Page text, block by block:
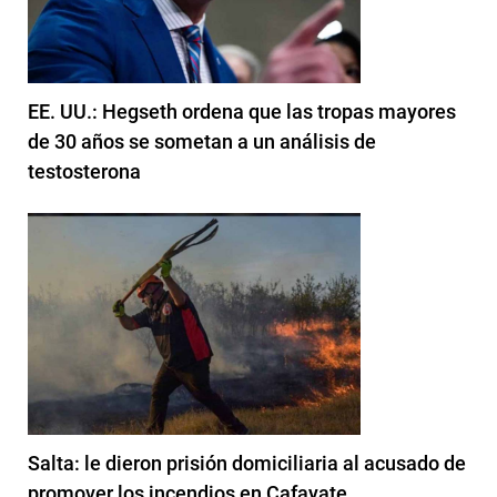
EE. UU.: Hegseth ordena que las tropas mayores
de 30 años se sometan a un análisis de
testosterona
Salta: le dieron prisión domiciliaria al acusado de